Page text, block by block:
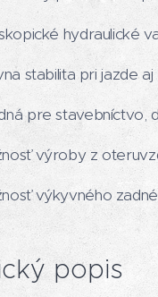
hydraulické
stabilita pri jazde
pre stavebníctvo,
výroby z
výkyvného
popis